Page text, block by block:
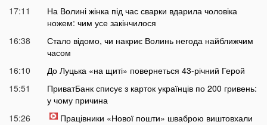
17:11
На Волині жінка під час сварки вдарила чоловіка
ножем: чим усе закінчилося
16:38
Стало відомо, чи накриє Волинь негода найближчим
часом
16:10
До Луцька «на щиті» повернеться 43-річний Герой
15:51
ПриватБанк списує з карток українців по 200 гривень:
у чому причина
15:26
Працівники «Нової пошти» шваброю виштовхали